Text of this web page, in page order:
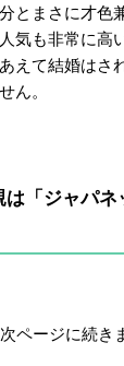
とまさに才色
気も非常に高
えて結婚はさ
ん。
「ジャパネ
ページに続